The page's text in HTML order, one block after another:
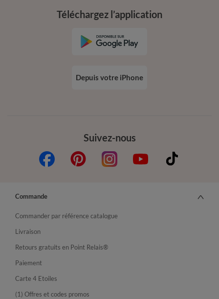
Suivez-nous
Téléchargez l’application
Depuis votre iPhone
Commande
Commander par référence catalogue
Livraison
Retours gratuits en Point Relais®
Paiement
Carte 4 Etoiles
(1) Offres et codes promos